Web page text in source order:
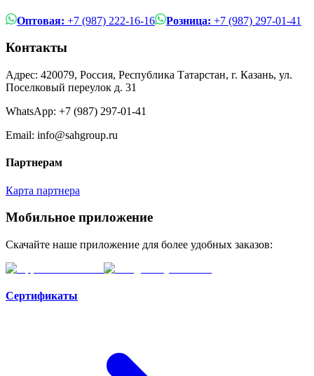
Оптовая: +7 (987) 222-16-16 Розница: +7 (987) 297-01-41
Контакты
Адрес: 420079, Россия, Республика Татарстан, г. Казань, ул.
Поселковый переулок д. 31
WhatsApp: +7 (987) 297-01-41
Email: info@sahgroup.ru
Партнерам
Карта партнера
Мобильное приложение
Скачайте наше приложение для более удобных заказов:
Сертификаты